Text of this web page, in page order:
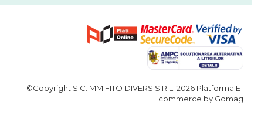
©Copyright S.C. MM FITO DIVERS S.R.L. 2026 Platforma E-
commerce by Gomag